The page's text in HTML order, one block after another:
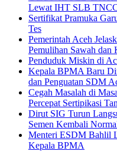
Lewat IHT SLB
Sertifikat Pramuka
Tes
Pemerintah Aceh
Pemulihan Sawah dan
Penduduk Miskin di
Kepala BPMA Baru
dan Penguatan SDM
Cegah Masalah di
Percepat Sertipikasi
Dirut SIG Turun
Semen Kembali
Menteri ESDM Bahlil
Kepala BPMA